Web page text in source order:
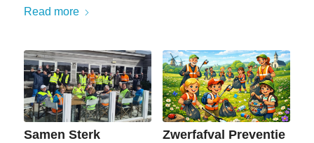
Read more
Samen Sterk Zwerfafval Preventie